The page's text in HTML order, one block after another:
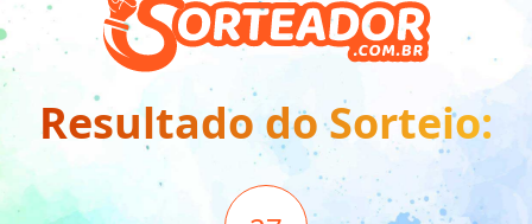
Resultado do Sorteio: